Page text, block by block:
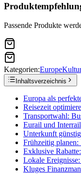
Passende Produkte
Kategorien:Europe
Inhaltsverzeichnis
Europa als
Reisezeit
Transportwahl:
Eurail und
Unterkunft
Frühzeitig planen:
Exklusive
Lokale
Kluges